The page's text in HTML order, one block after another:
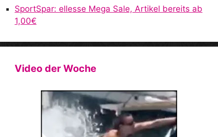
SportSpar: ellesse Mega Sale, Artikel bereits ab
1,00€
Video der Woche